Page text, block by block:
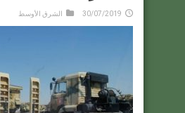
30/07/2019 الشرق الأوسط